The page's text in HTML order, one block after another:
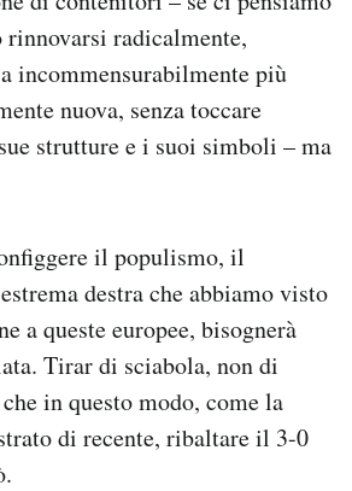
rinnovarsi radicalmente,
incommensurabilmente più
nuova, senza toccare
strutture e i suoi simboli – ma
il populismo, il
destra che abbiamo visto
a queste europee, bisognerà
Tirar di sciabola, non di
in questo modo, come la
di recente, ribaltare il 3-0